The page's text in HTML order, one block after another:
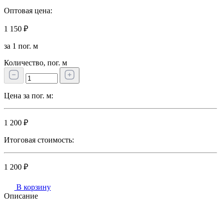
Оптовая цена:
1 150 ₽
за 1 пог. м
Количество, пог. м
Цена за пог. м:
1 200 ₽
Итоговая стоимость:
1 200 ₽
В корзину
Описание